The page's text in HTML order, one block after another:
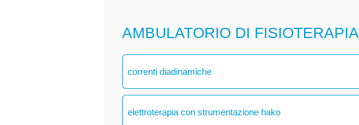
AMBULATORIO DI FISIOTERAPIA
correnti diadinamiche
elettroterapia con strumentazione hako